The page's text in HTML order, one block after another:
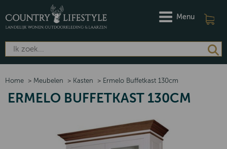
Menu
Home > Meubelen > Kasten > Ermelo Buffetkast 130cm
ERMELO BUFFETKAST 130CM